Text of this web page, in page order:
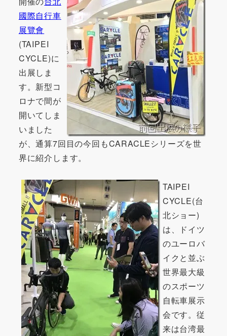
國際自行車
展覽會
(TAIPEI
CYCLE)に
出展しま
す。新型コ
ロナで間が
開いてしま
いました
が、通算7回目の今回もCARACLEシリーズを世
界に紹介します。
TAIPEI
CYCLE(台
北ショー)
は、ドイツ
のユーロバ
イクと並ぶ
世界最大級
のスポーツ
自転車展示
会です。従
来は台湾最